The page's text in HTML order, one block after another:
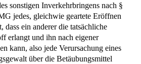
sonstigen Inverkehrbringens nach §
jedes, gleichwie geartete Eröffnen
dass ein anderer die tatsächliche
erlangt und ihn nach eigener
kann, also jede Verursachung eines
über die Betäubungsmittel